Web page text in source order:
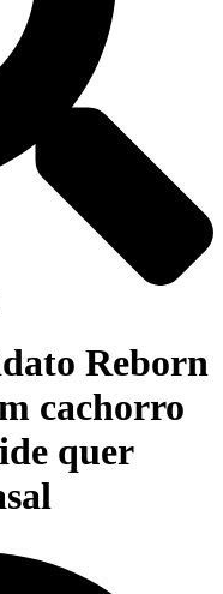
Reborn
cachorro
quer